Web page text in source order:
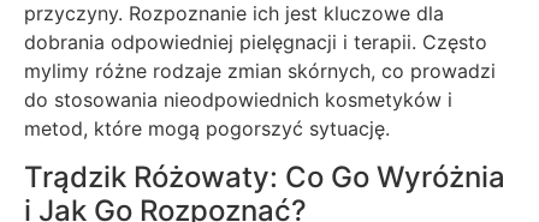
przyczyny. Rozpoznanie ich jest kluczowe dla
dobrania odpowiedniej pielęgnacji i terapii. Często
mylimy różne rodzaje zmian skórnych, co prowadzi
do stosowania nieodpowiednich kosmetyków i
metod, które mogą pogorszyć sytuację.
Trądzik Różowaty: Co Go Wyróżnia
i Jak Go Rozpoznać?